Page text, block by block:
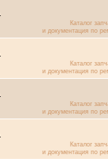
Каталог
и документация по
Каталог
и документация по
Каталог
и документация по
Каталог
и документация по